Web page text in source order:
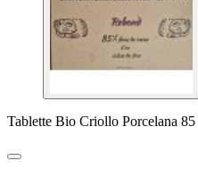
Tablette Bio Criollo Porcelana 85